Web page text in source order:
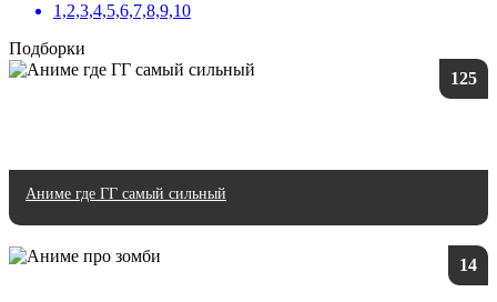
1,2,3,4,5,6,7,8,9,10
Подборки
125
Аниме где ГГ самый сильный
14